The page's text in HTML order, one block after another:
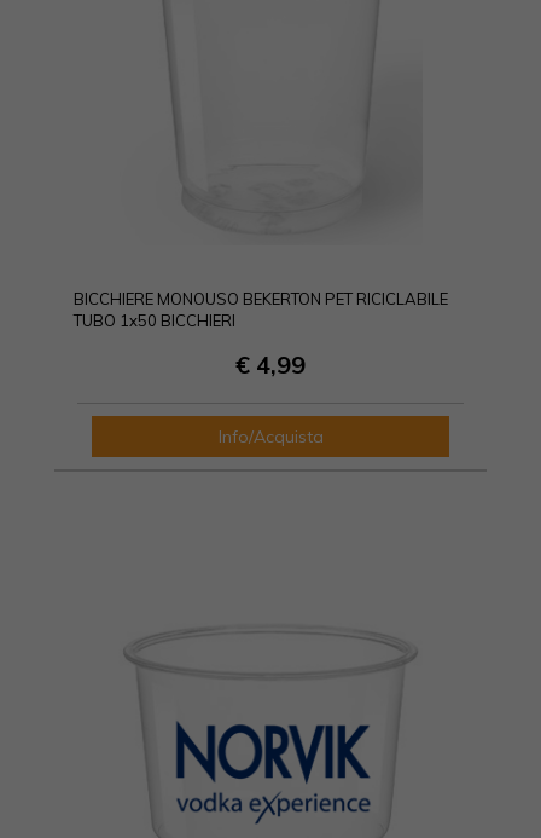
BICCHIERE MONOUSO BEKERTON PET RICICLABILE
TUBO 1x50 BICCHIERI
€ 4,99
Info/Acquista